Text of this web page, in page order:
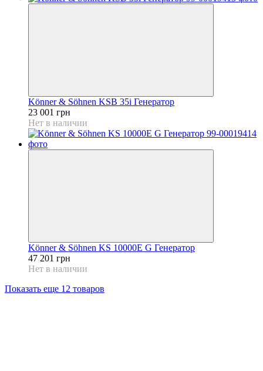
Könner & Söhnen KSB 35i Генератор
23 001 грн
Нет в наличии
Könner & Söhnen KS 10000E G Генератор
47 201 грн
Нет в наличии
Показать еще 12 товаров